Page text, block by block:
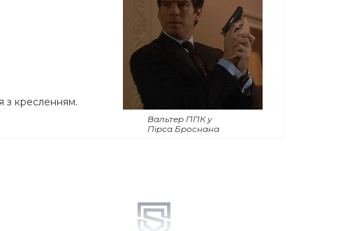
Вальтер ППК у
Пірса Броснана
з кресленням.